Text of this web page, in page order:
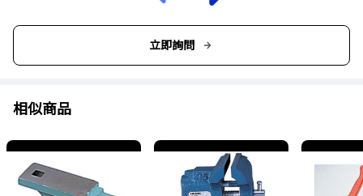
立即詢問
相似商品